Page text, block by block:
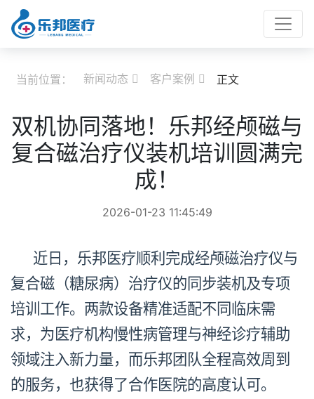
当前位置： 新闻动态  客户案例  正文
双机协同落地！乐邦经颅磁与
复合磁治疗仪装机培训圆满完
成！
2026-01-23 11:45:49
近日，乐邦医疗顺利完成经颅磁治疗仪与
复合磁（糖尿病）治疗仪的同步装机及专项
培训工作。两款设备精准适配不同临床需
求，为医疗机构慢性病管理与神经诊疗辅助
领域注入新力量，而乐邦团队全程高效周到
的服务，也获得了合作医院的高度认可。